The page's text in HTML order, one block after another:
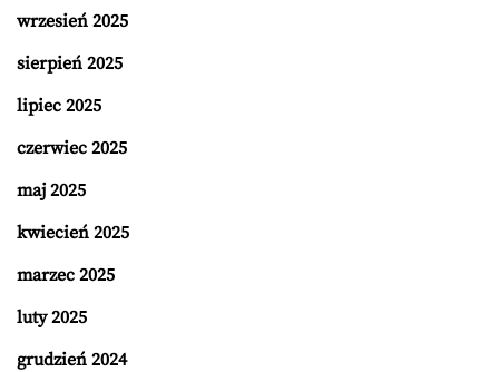
wrzesień 2025
sierpień 2025
lipiec 2025
czerwiec 2025
maj 2025
kwiecień 2025
marzec 2025
luty 2025
grudzień 2024